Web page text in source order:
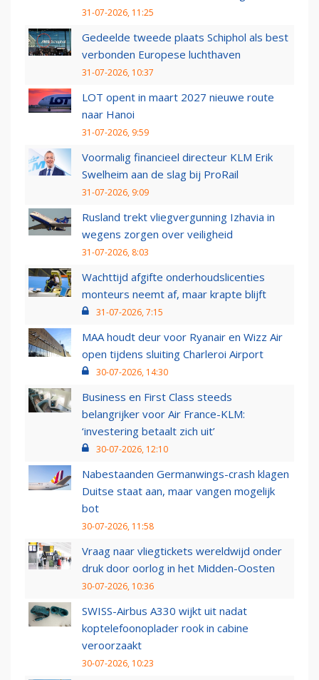
31-07-2026, 11:25
Gedeelde tweede plaats Schiphol als best
verbonden Europese luchthaven
31-07-2026, 10:37
LOT opent in maart 2027 nieuwe route
naar Hanoi
31-07-2026, 9:59
Voormalig financieel directeur KLM Erik
Swelheim aan de slag bij ProRail
31-07-2026, 9:09
Rusland trekt vliegvergunning Izhavia in
wegens zorgen over veiligheid
31-07-2026, 8:03
Wachttijd afgifte onderhoudslicenties
monteurs neemt af, maar krapte blijft
31-07-2026, 7:15
MAA houdt deur voor Ryanair en Wizz Air
open tijdens sluiting Charleroi Airport
30-07-2026, 14:30
Business en First Class steeds
belangrijker voor Air France-KLM:
‘investering betaalt zich uit’
30-07-2026, 12:10
Nabestaanden Germanwings-crash klagen
Duitse staat aan, maar vangen mogelijk
bot
30-07-2026, 11:58
Vraag naar vliegtickets wereldwijd onder
druk door oorlog in het Midden-Oosten
30-07-2026, 10:36
SWISS-Airbus A330 wijkt uit nadat
koptelefoonoplader rook in cabine
veroorzaakt
30-07-2026, 10:23